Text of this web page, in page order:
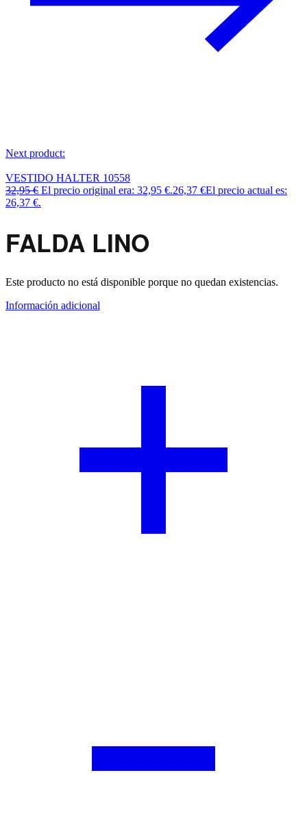
Next product:
VESTIDO HALTER 10558
32,95€ El precio original era: 32,95 €.26,37 €El precio actual es:
26,37 €.
FALDA LINO
Este producto no está disponible porque no quedan existencias.
Información adicional